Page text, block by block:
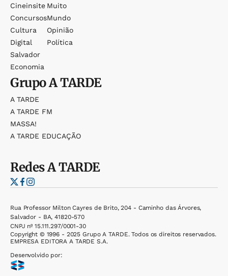
Cineinsite
Concursos
Cultura
Digital
Salvador
Economia
Muito
Mundo
Opinião
Política
GrupoA TARDE
A TARDE
A TARDE FM
MASSA!
A TARDE EDUCAÇÃO
RedesA TARDE
Rua Professor Milton Cayres de Brito, 204 - Caminho das Árvores,
Salvador - BA, 41820-570
CNPJ nº 15.111.297/0001-30
Copyright © 1996 - 2025 Grupo A TARDE. Todos os direitos reservados.
EMPRESA EDITORA A TARDE S.A.
Desenvolvido por: